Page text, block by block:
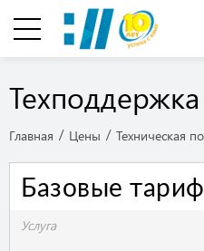
Главная Цены Техническая
Базовые
Услуга